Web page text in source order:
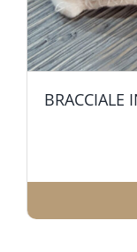
BRACCIALE